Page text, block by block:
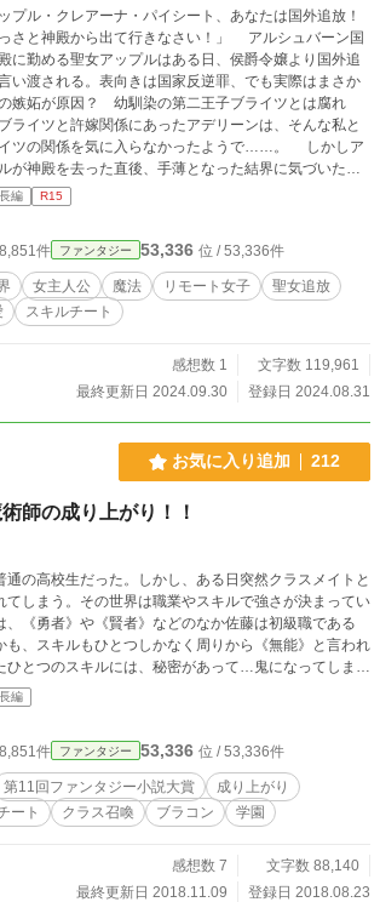
ップル・クレアーナ・パイシート、あなたは国外追放！
と神殿から出て行きなさい！」 アルシュバーン国
に勤める聖女アップルはある日、侯爵令嬢より国外追
い渡される。表向きは国家反逆罪、でも実際はまさか
嫉妬が原因？ 幼馴染の第二王子ブライツとは腐れ
ライツと許嫁関係にあったアデリーンは、そんな私と
ツの関係を気に入らなかったようで……。 しかしア
が神殿を去った直後、手薄となった結界に気づいた魔
殿を襲う。逃げ惑うシスター達。最早手はないのか？
魔法端末《タブレット》ごしに映像を見ていた聖女
丈夫よ。魔人はわたしがＥＸスキル――
作《リモート》で対処します！」 聖女の遠隔操作
はEXスキル!? 魔人の殲滅も、お仕事も、オンライン
で？ 彼女のテレワーク生活が幕を開けるのです。
殿へやって来ては幼馴染とのリモート通話を試みるブ
に日々精を出す聖女、アップルの恋愛の行く末は？ こ
、カクヨムにて連載(完結済)の作品となります。 ノベ
ップ＋ 総合ランキング 日間・週間最高１位 2021年HJ
考通過 表紙及びストーリー中の作成者表記
ります。よろしくお願いします。
長編 R15
件 ファンタジー 53,336 位 / 53,336件
女主人公 魔法 リモート女子
聖女追放
スキルチート
感想数 1
文字数 119,961
最終更新日 2024.09.30
登録日 2024.08.31
お気に入り追加 212
師の成り上がり！！
通の高校生だった。しかし、ある日突然クラスメイトと
てしまう。その世界は職業やスキルで強さが決まってい
、《勇者》や《賢者》などのなか佐藤は初級職である
も、スキルもひとつしかなく周りから《無能》と言われ
ひとつのスキルには、秘密があって…鬼になってしまっ
と呼ばれたり、ドキドキハラハラな展開が待ってい
長編
件 ファンタジー 53,336 位 / 53,336件
第11回ファンタジー小説大賞
成り上がり
ート クラス召喚 ブラコン 学園
感想数 7
文字数 88,140
最終更新日 2018.11.09
登録日 2018.08.23